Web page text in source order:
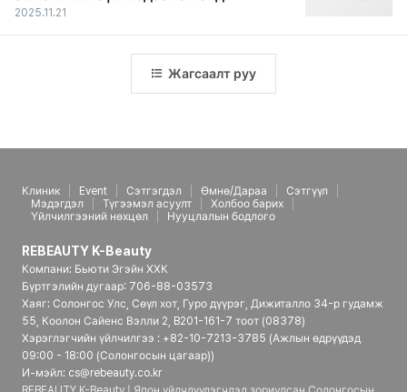
2025.11.21
Жагсаалт руу
Клиник Event Сэтгэгдэл Өмнө/Дараа
Сэтгүүл
Мэдэгдэл
Түгээмэл асуулт
Холбоо барих
Үйлчилгээний нөхцөл
Нууцлалын бодлого
REBEAUTY K-Beauty
Компани: Бьюти Эгэйн ХХК
Бүртгэлийн дугаар: 706-88-03573
Хаяг: Солонгос Улс, Сөүл хот, Гуро дүүрэг, Дижиталло 34-р гудамж
55, Коолон Сайенс Вэлли 2, B201-161-7 тоот (08378)
Хэрэглэгчийн үйлчилгээ : +82-10-7213-3785 (Ажлын өдрүүдэд
09:00 - 18:00 (Солонгосын цагаар))
И-мэйл: cs@rebeauty.co.kr